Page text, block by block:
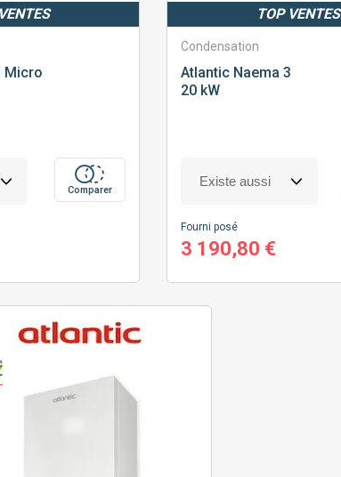
Micro
Comparer
TOP VENTES
Condensation
AtlanticNaema 3
20 kW
Fourni posé
3 190,80 €